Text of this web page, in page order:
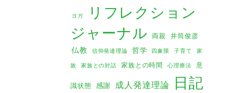
ヨガ
リフレクション
ジャーナル 両親 井筒俊彦
仏教 信仰発達理論 哲学 四象限 子育て
家
族
家族との対話 家族との時間 心理療法 意
識状態 感謝 成人発達理論 日記